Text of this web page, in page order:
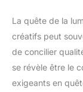
La quête de la
créatifs peut
de concilier
se révèle être le
exigeants en